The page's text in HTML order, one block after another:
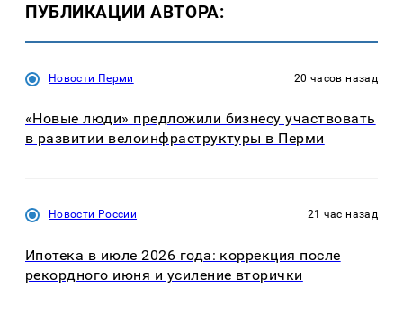
ПУБЛИКАЦИИ АВТОРА:
Новости Перми 20 часов назад
«Новые люди» предложили бизнесу участвовать
в развитии велоинфраструктуры в Перми
Новости России 21 час назад
Ипотека в июле 2026 года: коррекция после
рекордного июня и усиление вторички